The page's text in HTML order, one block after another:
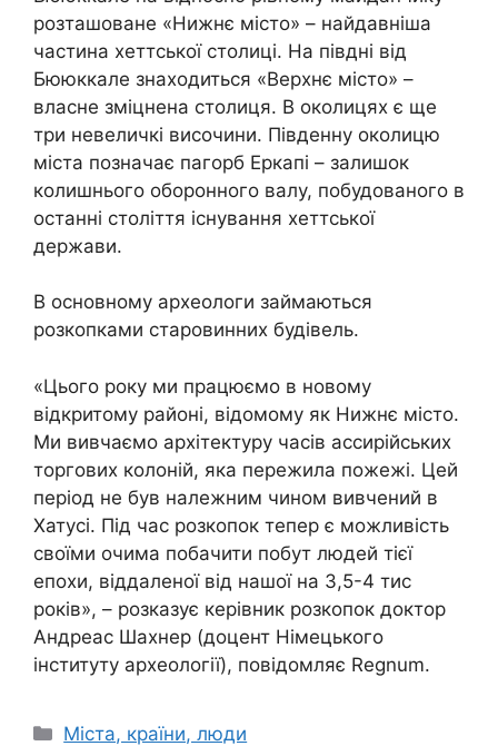
розташоване «Нижнє місто» – найдавніша
частина хеттської столиці. На півдні від
Бююккале знаходиться «Верхнє місто» –
власне зміцнена столиця. В околицях є ще
три невеличкі височини. Південну околицю
міста позначає пагорб Еркапі – залишок
колишнього оборонного валу, побудованого в
останні століття існування хеттської
держави.
В основному археологи займаються
розкопками старовинних будівель.
«Цього року ми працюємо в новому
відкритому районі, відомому як Нижнє місто.
Ми вивчаємо архітектуру часів ассирійських
торгових колоній, яка пережила пожежі. Цей
період не був належним чином вивчений в
Хатусі. Під час розкопок тепер є можливість
своїми очима побачити побут людей тієї
епохи, віддаленої від нашої на 3,5-4 тис
років», – розказує керівник розкопок доктор
Андреас Шахнер (доцент Німецького
інституту археології), повідомляє Regnum.
Категорії
Міста, країни, люди